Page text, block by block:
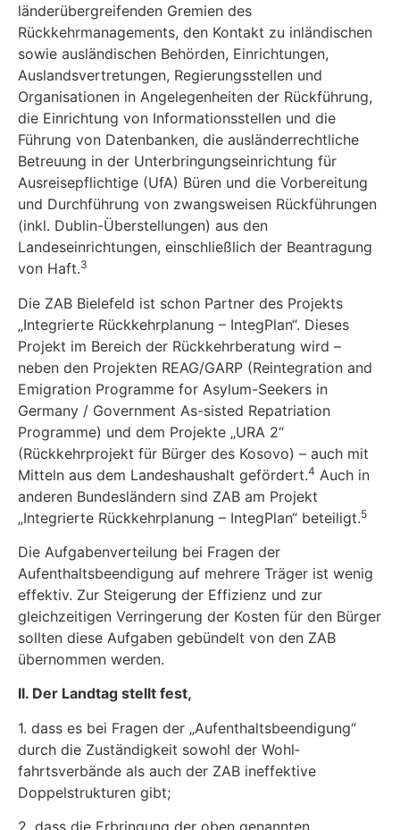
länderübergreifenden Gremien des
Rückkehrmanagements, den Kontakt zu inländischen
sowie ausländischen Behörden, Einrichtungen,
Auslandsvertretungen, Regierungsstellen und
Organisationen in Angelegenheiten der Rückführung,
die Einrichtung von Informationsstellen und die
Führung von Datenbanken, die ausländerrechtliche
Betreuung in der Unterbringungs­einrichtung für
Ausreisepflichtige (UfA) Büren und die Vorbereitung
und Durchführung von zwangsweisen Rückführungen
(inkl. Dublin-Überstellungen) aus den
Landeseinrichtungen, einschließlich der Beantragung
von Haft.3
Die ZAB Bielefeld ist schon Partner des Projekts
„Integrierte Rückkehrplanung – IntegPlan“. Dieses
Projekt im Bereich der Rückkehrberatung wird –
neben den Projekten REAG/GARP (Reintegration and
Emigration Programme for Asylum-Seekers in
Germany / Government As-sisted Repatriation
Programme) und dem Projekte „URA 2“
(Rückkehrprojekt für Bürger des Kosovo) – auch mit
Mitteln aus dem Landeshaushalt gefördert.4 Auch in
anderen Bundeslän­dern sind ZAB am Projekt
„Integrierte Rückkehrplanung – IntegPlan“ beteiligt.5
Die Aufgabenverteilung bei Fragen der
Aufenthaltsbeendigung auf mehrere Träger ist wenig
effektiv. Zur Steigerung der Effizienz und zur
gleichzeitigen Verringerung der Kosten für den Bürger
sollten diese Aufgaben gebündelt von den ZAB
übernommen werden.
II. Der Landtag stellt fest,
1. dass es bei Fragen der „Aufenthaltsbeendigung“
durch die Zuständigkeit sowohl der Wohl­
fahrtsverbände als auch der ZAB ineffektive
Doppelstrukturen gibt;